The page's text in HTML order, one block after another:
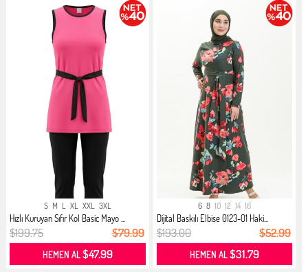
S M L XL XXL 3XL
Hızlı Kuruyan Sıfır Kol Basic Mayo ...
$199.75 $79.99
HEMEN AL$47.99
6 8 10 12 14 16
Dijital Baskılı Elbise 0123-01 Haki...
$193.00 $52.99
HEMEN AL$31.79